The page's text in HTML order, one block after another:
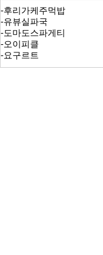
-후리가케주먹밥
-유뷰실파국
-도마도스파게티
-오이피클
-요구르트